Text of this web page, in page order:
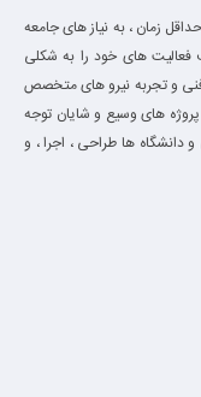
زمان ، به نیاز های جامعه
های خود را به شکلی
فنی و تجربه نیرو های متخصص
های وسیع و شایان توجه
ها طراحی ، اجرا ، و